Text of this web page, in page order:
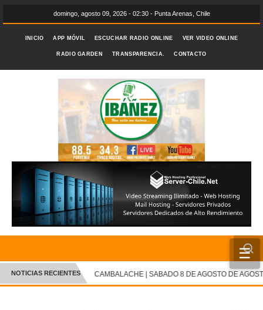
domingo, agosto 09, 2026 - 02:30 - Punta Arenas, Chile
INICIO APP MÓVIL ESCUCHAR RADIO ONLINE VER VIDEO ONLINE
RADIO GARDEN TRANSPARENCIA. CONTACTO
☰
INICIO
CRÓNICA
NOTICIAS RECIENTES CAMBALACHE | SABADO 8 DE AGOSTO DE